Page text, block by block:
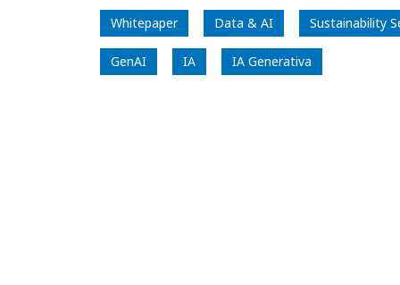
Whitepaper Data & AI Sustainability
GenAI IA IA Generativa